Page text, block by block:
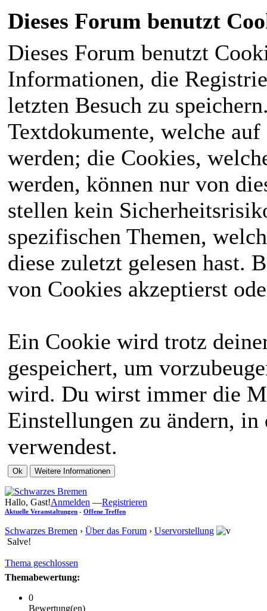
Dieses Forum benutzt
Dieses Forum benutzt
Informationen, die
letzten Besuch zu
Textdokumente, welche
werden; die Cookies,
werden, können nur von
stellen kein
spezifischen Themen,
diese zuletzt gelesen hast.
von Cookies akzeptierst
Ein Cookie wird trotz
gespeichert, um
wird. Du wirst immer die
Einstellungen zu ändern,
verwendest.
Hallo, Gast!Anmelden —Registrieren
Aktuelle Veranstaltungen - Offene Treffen
Schwarzes Bremen › Über das Forum › Uservorstellung
Salve!
Thema geschlossen
Themabewertung:
0
Bewertung(en)